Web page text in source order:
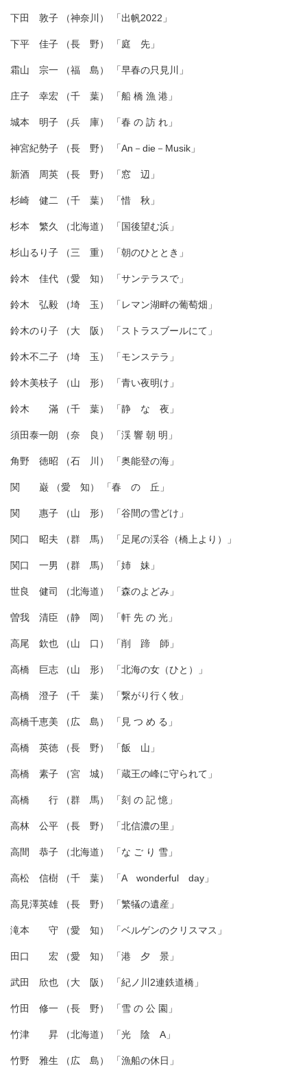
下田 敦子 （神奈川） 「出帆2022」
下平 佳子 （長 野） 「庭 先」
霜山 宗一 （福 島） 「早春の只見川」
庄子 幸宏 （千 葉） 「船 橋 漁 港」
城本 明子 （兵 庫） 「春 の 訪 れ」
神宮紀勢子 （長 野） 「An－die－Musik」
新酒 周英 （長 野） 「窓 辺」
杉崎 健二 （千 葉） 「惜 秋」
杉本 繁久 （北海道） 「国後望む浜」
杉山るり子 （三 重） 「朝のひととき」
鈴木 佳代 （愛 知） 「サンテラスで」
鈴木 弘毅 （埼 玉） 「レマン湖畔の葡萄畑」
鈴木のり子 （大 阪） 「ストラスブールにて」
鈴木不二子 （埼 玉） 「モンステラ」
鈴木美枝子 （山 形） 「青い夜明け」
鈴木 滿 （千 葉） 「静 な 夜」
須田泰一朗 （奈 良） 「渓 響 朝 明」
角野 徳昭 （石 川） 「奥能登の海」
関 巌 （愛 知） 「春 の 丘」
関 惠子 （山 形） 「谷間の雪どけ」
関口 昭夫 （群 馬） 「足尾の渓谷（橋上より）」
関口 一男 （群 馬） 「姉 妹」
世良 健司 （北海道） 「森のよどみ」
曽我 清臣 （静 岡） 「軒 先 の 光」
高尾 欽也 （山 口） 「削 蹄 師」
高橋 巨志 （山 形） 「北海の女（ひと）」
高橋 澄子 （千 葉） 「繋がり行く牧」
高橋千恵美 （広 島） 「見 つ め る」
高橋 英徳 （長 野） 「飯 山」
高橋 素子 （宮 城） 「蔵王の峰に守られて」
高橋 行 （群 馬） 「刻 の 記 憶」
高林 公平 （長 野） 「北信濃の里」
高間 恭子 （北海道） 「な ご り 雪」
高松 信樹 （千 葉） 「A wonderful day」
高見澤英雄 （長 野） 「繁犠の遺産」
滝本 守 （愛 知） 「ベルゲンのクリスマス」
田口 宏 （愛 知） 「港 夕 景」
武田 欣也 （大 阪） 「紀ノ川2連鉄道橋」
竹田 修一 （長 野） 「雪 の 公 園」
竹津 昇 （北海道） 「光 陰 A」
竹野 雅生 （広 島） 「漁船の休日」